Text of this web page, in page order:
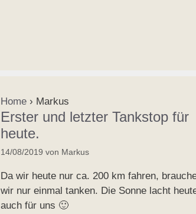
Home › Markus
Erster und letzter Tankstop für
heute.
14/08/2019 von Markus
Da wir heute nur ca. 200 km fahren,
wir nur einmal tanken. Die Sonne lacht
auch für uns 🙂